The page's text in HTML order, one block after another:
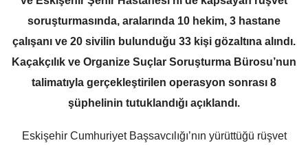
soruşturmasında, aralarında 10 hekim, 3 hastane
çalışanı ve 20 sivilin bulunduğu 33 kişi gözaltına alındı.
Kaçakçılık ve Organize Suçlar Soruşturma Bürosu’nun
talimatıyla gerçekleştirilen operasyon sonrası 8
şüphelinin tutuklandığı açıklandı.
Eskişehir Cumhuriyet Başsavcılığı’nın yürüttüğü rüşvet